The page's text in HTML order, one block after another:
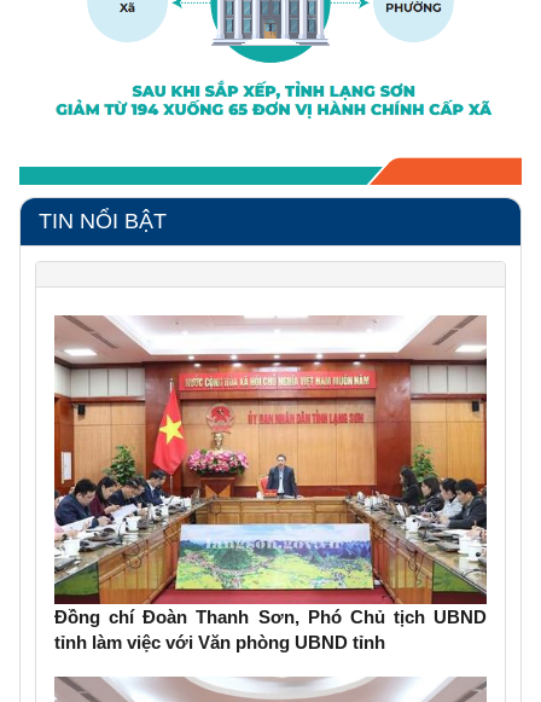
TIN NỔI BẬT
Đồng chí Đoàn Thanh Sơn, Phó Chủ tịch UBND
tỉnh làm việc với Văn phòng UBND tỉnh